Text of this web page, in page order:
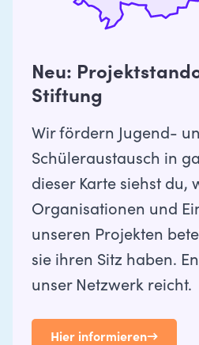
Neu:
Stiftung
Wir fördern Jugend-
Schüleraustausch in
dieser Karte siehst du,
Organisationen und
unseren Projekten
sie ihren Sitz haben.
unser Netzwerk reicht.
Hier informieren→